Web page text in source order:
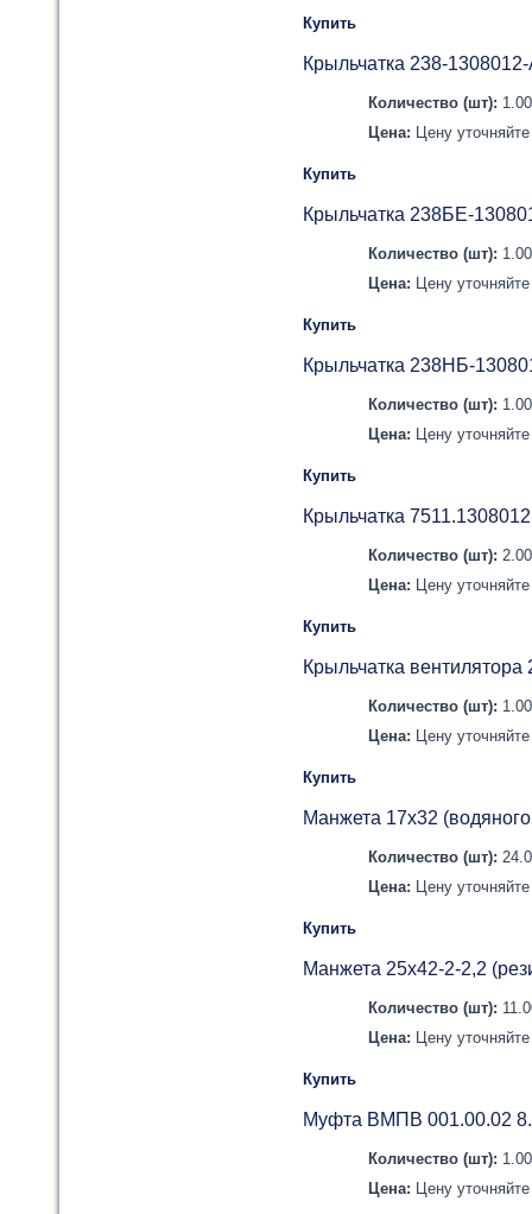
Купить
Крыльчатка 238-
Количество (шт):
Цена: Цену
Купить
Крыльчатка 238БЕ-
Количество (шт):
Цена: Цену
Купить
Крыльчатка 238НБ-
Количество (шт):
Цена: Цену
Купить
Крыльчатка
Количество (шт):
Цена: Цену
Купить
Крыльчатка
Количество (шт):
Цена: Цену
Купить
Манжета 17х32
Количество (шт):
Цена: Цену
Купить
Манжета 25х42-2-2,2
Количество (шт):
Цена: Цену
Купить
Муфта ВМПВ 001.00.02
Количество (шт):
Цена: Цену